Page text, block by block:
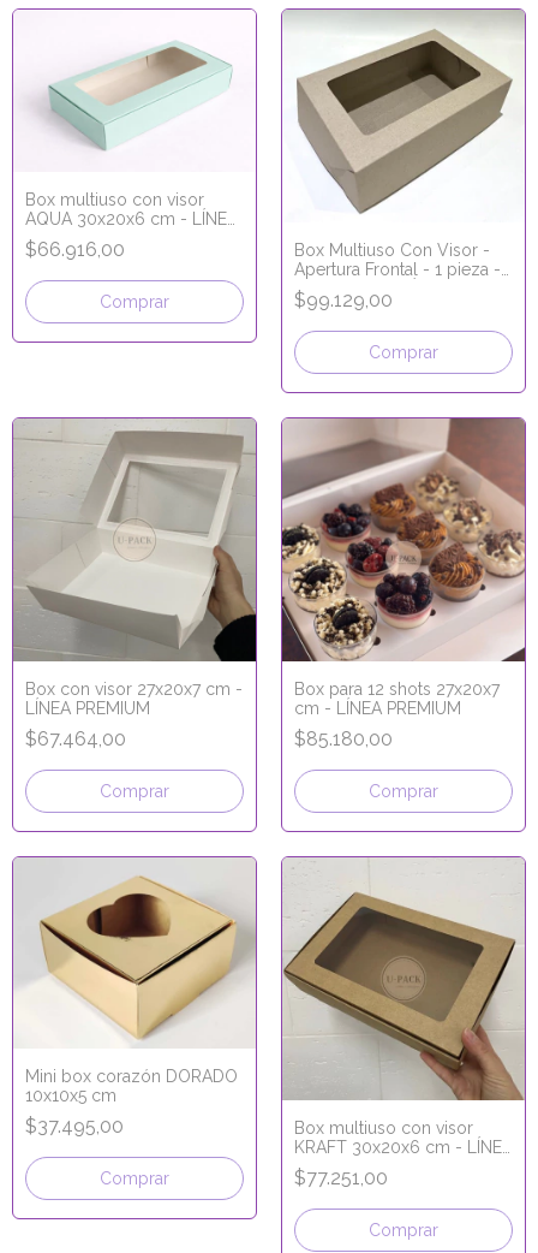
Box multiuso con visor
AQUA 30x20x6 cm - LÍNEA
PREMIUM
$66.916,00
Comprar
Box Multiuso Con Visor -
Apertura Frontal - 1 pieza -
34x26x9cm - LÍNEA
PREMIUM
$99.129,00
Comprar
Box con visor 27x20x7 cm -
LÍNEA PREMIUM
$67.464,00
Comprar
Box para 12 shots 27x20x7
cm - LÍNEA PREMIUM
$85.180,00
Comprar
Mini box corazón DORADO
10x10x5 cm
$37.495,00
Comprar
Box multiuso con visor
KRAFT 30x20x6 cm - LÍNEA
ECO KRAFT
$77.251,00
Comprar